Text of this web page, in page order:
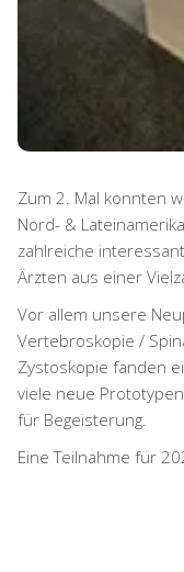
Zum 2. Mal konnten
Nord- &
zahlreiche
Ärzten aus einer
Vor allem unsere
Vertebroskopie /
Zystoskopie fanden
viele neue
für Begeisterung.
Eine Teilnahme für